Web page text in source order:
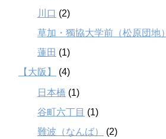
川口 (2)
草加・獨協大学前（松原団地）
蓮田 (1)
【大阪】
(4)
日本橋 (1)
谷町六丁目 (1)
難波（なんば）
(2)